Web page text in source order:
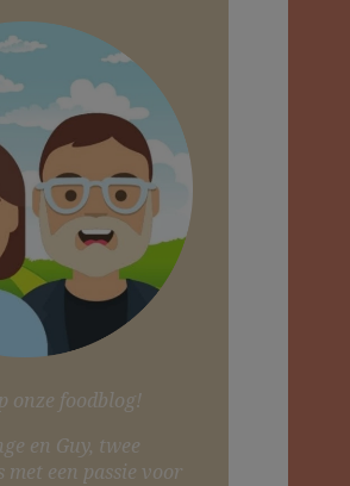
onze foodblog!
en Guy, twee
met een passie voor